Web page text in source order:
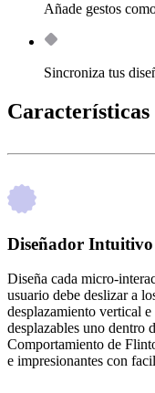
Añade gestos
Sincroniza tus
Diseñador
Diseña cada micro-
usuario debe deslizar a
desplazamiento vertical
desplazables uno dentro
Comportamiento de
e impresionantes con